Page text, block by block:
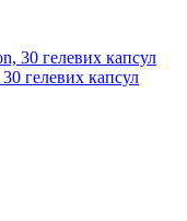
гелевих капсул